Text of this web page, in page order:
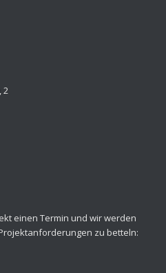
2
einen Termin und wir werden
zu betteln: